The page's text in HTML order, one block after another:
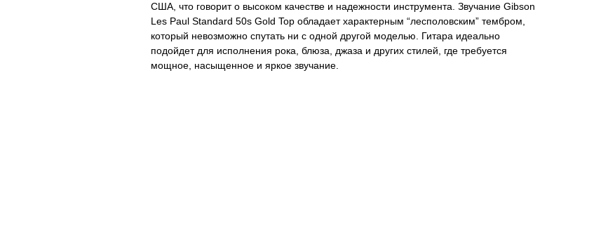
США, что говорит о высоком качестве и надежности инструмента. Звучание Gibson
Les Paul Standard 50s Gold Top обладает характерным “лесполовским” тембром,
который невозможно спутать ни с одной другой моделью. Гитара идеально
подойдет для исполнения рока, блюза, джаза и других стилей, где требуется
мощное, насыщенное и яркое звучание.